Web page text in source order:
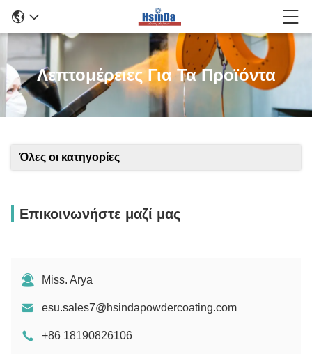
Λεπτομέρειες Για Τα Προϊόντα
Όλες οι κατηγορίες
Επικοινωνήστε μαζί μας
Miss. Arya
esu.sales7@hsindapowdercoating.com
+86 18190826106